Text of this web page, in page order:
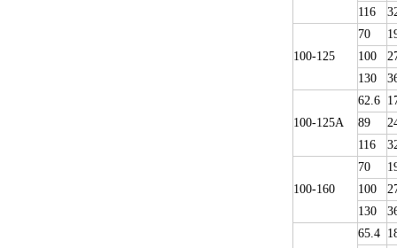
116
100-125
70
100
130
100-125A
62.6
89
116
100-160
70
100
130
65.4